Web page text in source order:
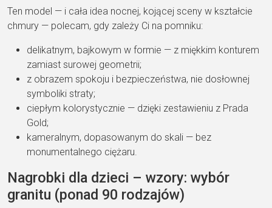
Ten model — i cała idea nocnej, kojącej sceny w kształcie
chmury — polecam, gdy zależy Ci na pomniku:
delikatnym, bajkowym w formie — z miękkim konturem
zamiast surowej geometrii;
z obrazem spokoju i bezpieczeństwa, nie dosłownej
symboliki straty;
ciepłym kolorystycznie — dzięki zestawieniu z Prada
Gold;
kameralnym, dopasowanym do skali — bez
monumentalnego ciężaru.
Nagrobki dla dzieci – wzory: wybór
granitu (ponad 90 rodzajów)